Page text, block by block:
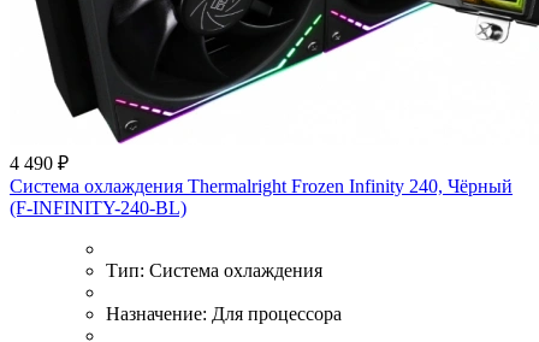
4 490 ₽
Система охлаждения Thermalright Frozen Infinity 240, Чёрный
(F-INFINITY-240-BL)
Тип: Система охлаждения
Назначение: Для процессора